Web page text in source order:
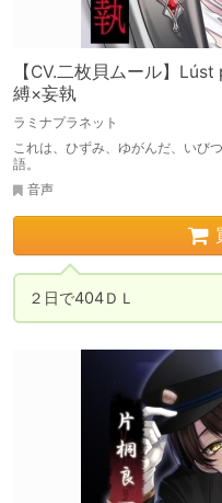
【CV.二枚貝ムール】
縛×妄執
ラミナプラネット
これは、ひずみ、ゆがんだ、いび
語。
音声
２日で404ＤＬ